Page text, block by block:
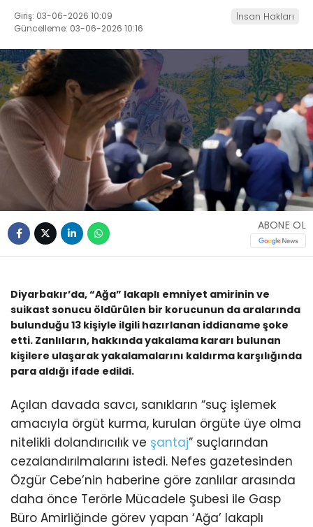
Giriş: 03-06-2026 10:09
Güncelleme: 03-06-2026 10:16
İnsan Hakları
ABONE OL
Diyarbakır’da, “Ağa” lakaplı emniyet amirinin ve
suikast sonucu öldürülen bir korucunun da aralarında
bulunduğu 13 kişiyle ilgili hazırlanan iddianame şoke
etti. Zanlıların, hakkında yakalama kararı bulunan
kişilere ulaşarak yakalamalarını kaldırma karşılığında
para aldığı ifade edildi.
Açılan davada savcı, sanıkların “suç işlemek
amacıyla örgüt kurma, kurulan örgüte üye olma
nitelikli dolandırıcılık ve şantaj” suçlarından
cezalandırılmalarını istedi. Nefes gazetesinden
Özgür Cebe’nin haberine göre zanlılar arasında
daha önce Terörle Mücadele Şubesi ile Gasp
Büro Amirliğinde görev yapan ‘Ağa’ lakaplı